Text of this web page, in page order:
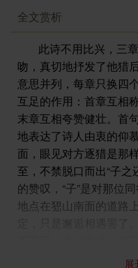
全文赏析
此诗不用比兴，三
吻，真切地抒发了他猎
意思并列，每章只换四
互足的作用：首章互相
末章互相夸赞健壮。首
地表达了诗人由衷的仰
面，眼见对方逐猎是那
至，不禁脱口而出“子
的赞叹，“子”是对那位
地点在峱山南面的道路
奋力追杀两只大公狼。